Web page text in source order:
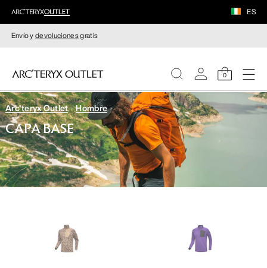
ES
Envío ydevolucionesgratis
0
MUJERE
HOMBRE
Arc'teryx Outlet Hombre
CAPA BASE